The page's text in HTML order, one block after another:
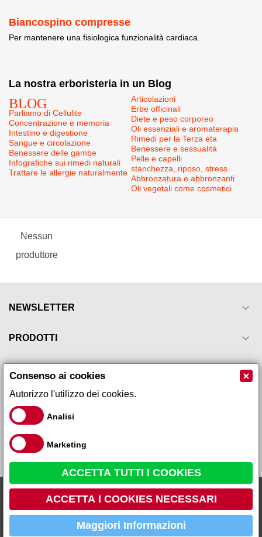
Rodiola rosea 60 compresse...
19,90 € 18,91 €
AGGIUNGI AL CARRELLO
Biancospino compresse
Per mantenere una fisiologica funzionalità cardiaca.
La nostra erboristeria in un Blog
BLOG
Parliamo di Cellulite
Concentrazione e memoria
Intestino e digestione
Sangue e circolazione
Benessere delle gambe
Infografiche sui rimedi naturali
Trattare le allergie naturalmente
Articolazioni
Erbe officinali
Diete e peso corporeo
Oli essenziali e aromaterapia
Rimedi per la Terza eta
Benessere e sessualità
Pelle e capelli
stanchezza, riposo, stress
Abbronzatura e abbronzanti
Oli vegetali come cosmetici
Nessun
produttore
NEWSLETTER 
PRODOTTI 

IL TUO ACCOUNT
Consenso ai cookies ×
Autorizzo l'utilizzo dei cookies.
Analisi
Marketing
ACCETTA TUTTI I COOKIES
ACCETTA I COOKIES NECESSARI
Maggiori Informazioni
Galeno Sistemi s.r.l via Leopardi, 17 - 59015 - Carmignano Loc.
Comeana (PO) Tel 055 87 10 105 P.IVA 01666260979 R.E.A PO
459736